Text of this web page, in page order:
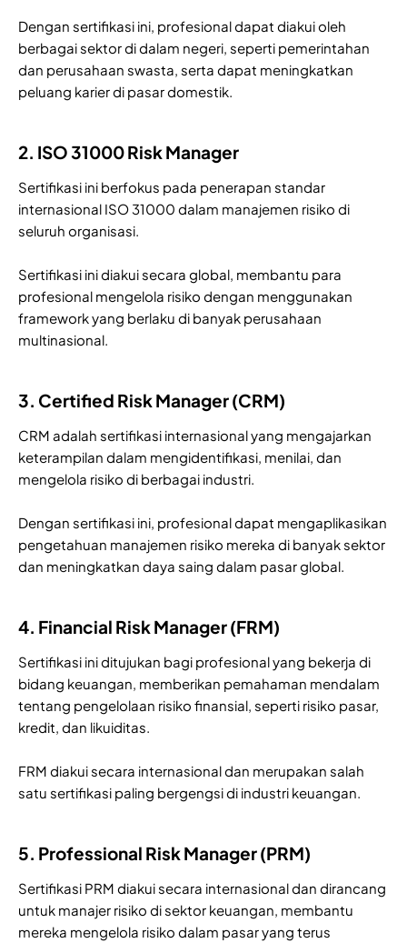
Dengan sertifikasi ini, profesional dapat diakui oleh
berbagai sektor di dalam negeri, seperti pemerintahan
dan perusahaan swasta, serta dapat meningkatkan
peluang karier di pasar domestik.
2. ISO 31000 Risk Manager
Sertifikasi ini berfokus pada penerapan standar
internasional ISO 31000 dalam manajemen risiko di
seluruh organisasi.
Sertifikasi ini diakui secara global, membantu para
profesional mengelola risiko dengan menggunakan
framework yang berlaku di banyak perusahaan
multinasional.
3. Certified Risk Manager (CRM)
CRM adalah sertifikasi internasional yang mengajarkan
keterampilan dalam mengidentifikasi, menilai, dan
mengelola risiko di berbagai industri.
Dengan sertifikasi ini, profesional dapat mengaplikasikan
pengetahuan manajemen risiko mereka di banyak sektor
dan meningkatkan daya saing dalam pasar global.
4. Financial Risk Manager (FRM)
Sertifikasi ini ditujukan bagi profesional yang bekerja di
bidang keuangan, memberikan pemahaman mendalam
tentang pengelolaan risiko finansial, seperti risiko pasar,
kredit, dan likuiditas.
FRM diakui secara internasional dan merupakan salah
satu sertifikasi paling bergengsi di industri keuangan.
5. Professional Risk Manager (PRM)
Sertifikasi PRM diakui secara internasional dan dirancang
untuk manajer risiko di sektor keuangan, membantu
mereka mengelola risiko dalam pasar yang terus